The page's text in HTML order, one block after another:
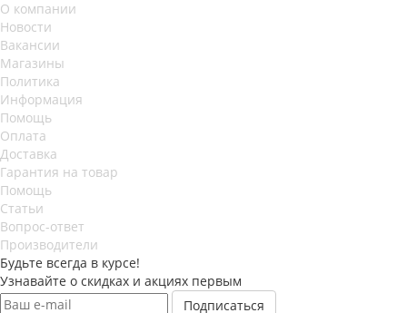
О компании
Новости
Вакансии
Магазины
Политика
Информация
Помощь
Оплата
Доставка
Гарантия на товар
Помощь
Статьи
Вопрос-ответ
Производители
Будьте всегда в курсе!
Узнавайте о скидках и акциях первым